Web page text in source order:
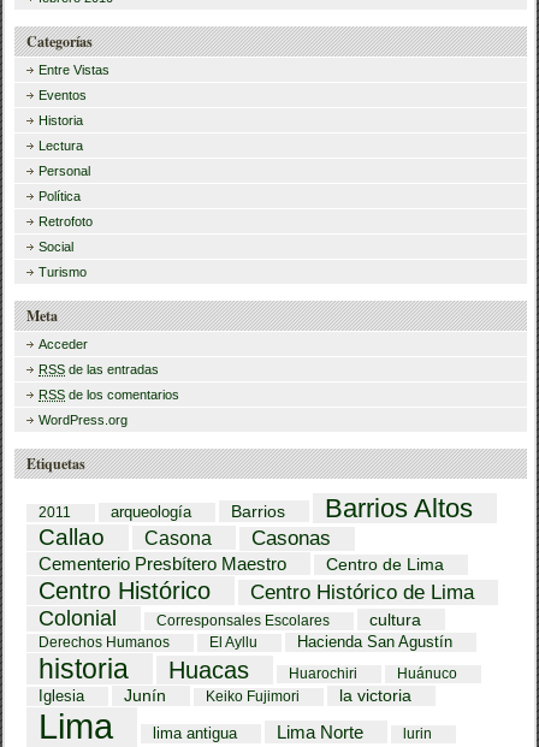
Categorías
Entre Vistas
Eventos
Historia
Lectura
Personal
Política
Retrofoto
Social
Turismo
Meta
Acceder
RSS de las entradas
RSS de los comentarios
WordPress.org
Etiquetas
2011 arqueología Barrios Barrios Altos
Callao Casona Casonas
Cementerio Presbítero Maestro Centro de Lima
Centro Histórico
Centro Histórico de Lima
Colonial
Corresponsales Escolares cultura
Derechos Humanos El Ayllu Hacienda San Agustín
historia Huacas Huarochiri Huánuco
Iglesia Junín Keiko Fujimori la victoria
Lima lima antigua Lima Norte lurin